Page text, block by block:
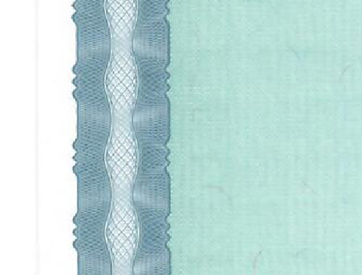
© 2026 Студия декоративных
покрытий «Антураж». Все права
защищены.